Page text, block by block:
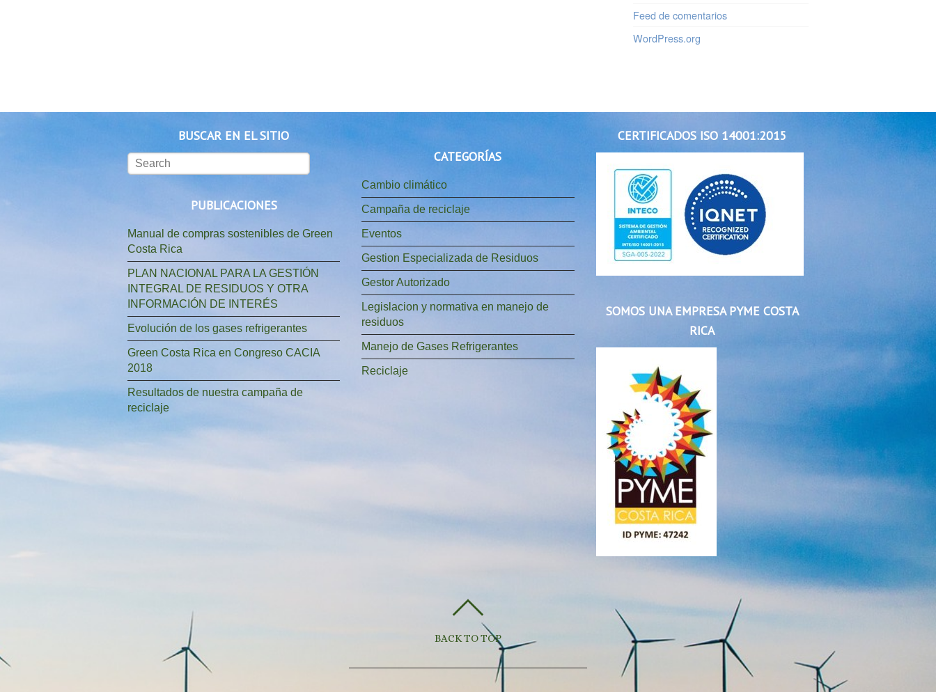
Feed de comentarios
WordPress.org
BUSCAR EN EL SITIO
PUBLICACIONES
Manual de compras sostenibles de Green
Costa Rica
PLAN NACIONAL PARA LA GESTIÓN
INTEGRAL DE RESIDUOS Y OTRA
INFORMACIÓN DE INTERÉS
Evolución de los gases refrigerantes
Green Costa Rica en Congreso CACIA
2018
Resultados de nuestra campaña de
reciclaje
CATEGORÍAS
Cambio climático
Campaña de reciclaje
Eventos
Gestion Especializada de Residuos
Gestor Autorizado
Legislacion y normativa en manejo de
residuos
Manejo de Gases Refrigerantes
Reciclaje
CERTIFICADOS ISO 14001:2015
SOMOS UNA EMPRESA PYME COSTA
RICA
BACK TO TOP